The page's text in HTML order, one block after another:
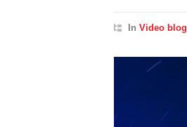
In Video blog